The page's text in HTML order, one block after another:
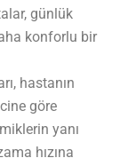
günlük
konforlu bir
hastanın
göre
yanı
hızına